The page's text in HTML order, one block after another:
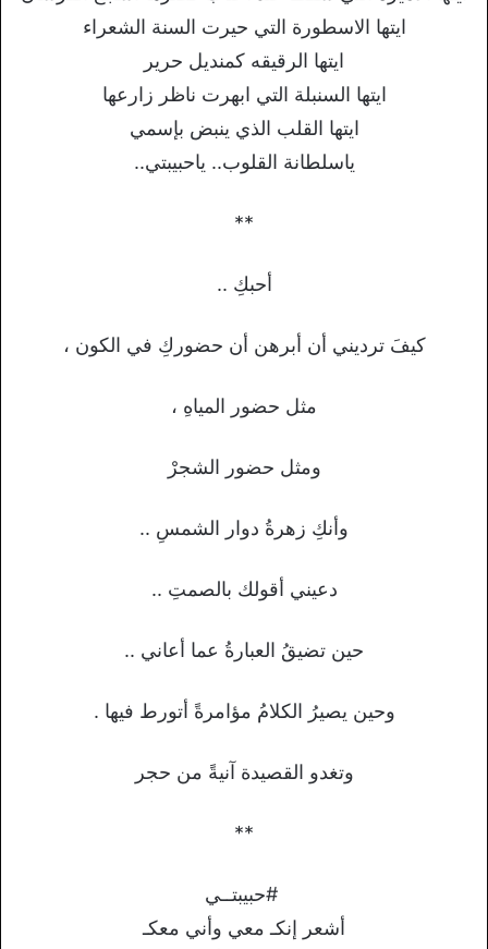
ايتها الاسطورة التي حيرت السنة الشعراء
ايتها الرقيقه كمنديل حرير
ايتها السنبلة التي ابهرت ناظر زارعها
ايتها القلب الذي ينبض بإسمي
ياسلطانة القلوب.. ياحبيبتي..
**
أحبكِ ..
كيفَ ترديني أن أبرهن أن حضوركِ في الكون ،
مثل حضور المياهِ ،
ومثل حضور الشجرْ
وأنكِ زهرةُ دوار الشمسِ ..
دعيني أقولك بالصمتِ ..
حين تضيقُ العبارةُ عما أعاني ..
وحين يصيرُ الكلامُ مؤامرةً أتورط فيها .
وتغدو القصيدة آنيةً من حجر
**
#حبيبتــي
أشعر إنكـ معي وأني معكـ